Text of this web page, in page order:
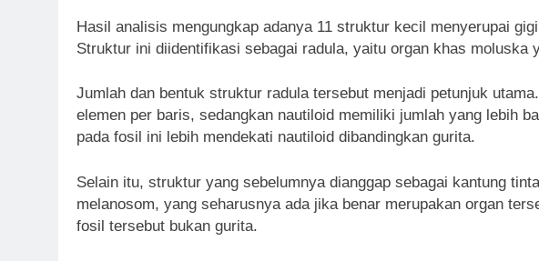
Hasil analisis mengungkap adanya 11 struktur kecil menyerupai
Struktur ini diidentifikasi sebagai radula, yaitu organ khas moluska
Jumlah dan bentuk struktur radula tersebut menjadi petunjuk
elemen per baris, sedangkan nautiloid memiliki jumlah yang lebih
pada fosil ini lebih mendekati nautiloid dibandingkan gurita.
Selain itu, struktur yang sebelumnya dianggap sebagai kantung
melanosom, yang seharusnya ada jika benar merupakan organ
fosil tersebut bukan gurita.